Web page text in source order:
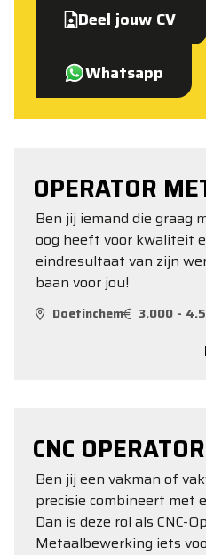
Deel jouw CV
Whatsapp
OPERATOR
Ben jij iemand die graag
oog heeft voor kwaliteit
eindresultaat van zijn
baan voor jou!
Doetinchem 3.000 -
CNC OPERATOR
Ben jij een vakman of
precisie combineert met
Dan is deze rol als CNC-
Metaalbewerking iets